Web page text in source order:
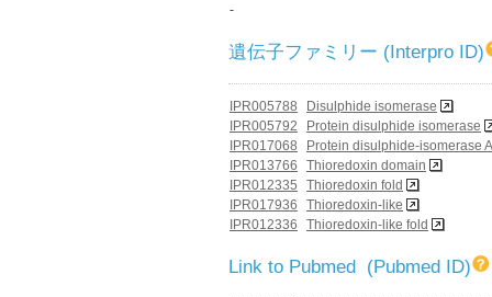
-
遺伝子ファミリー (Interpro ID)
IPR005788
Disulphide isomerase
IPR005792
Protein disulphide isomerase
IPR017068
Protein disulphide-isomerase
IPR013766
Thioredoxin domain
IPR012335
Thioredoxin fold
IPR017936
Thioredoxin-like
IPR012336
Thioredoxin-like fold
Link to Pubmed (Pubmed ID)